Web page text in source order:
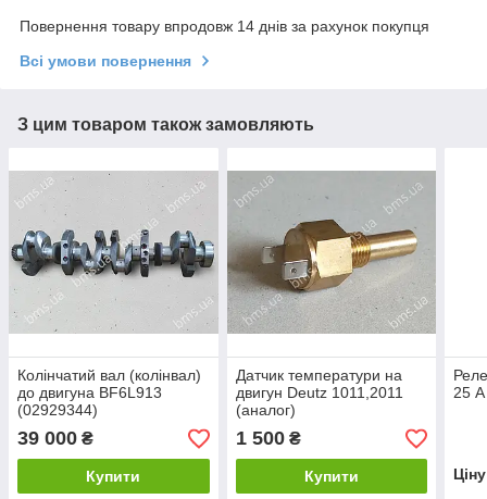
Повернення товару впродовж 14 днів за рахунок покупця
Всі умови повернення
З цим товаром також замовляють
Колінчатий вал (колінвал)
до двигуна BF6L913
(02929344)
39 000 ₴
Купити
Датчик температури на
двигун Deutz 1011,2011
(аналог)
1 500₴
Купити
25